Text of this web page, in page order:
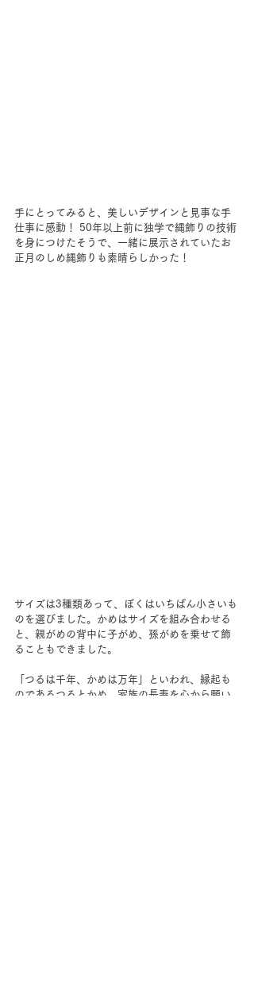
手にとってみると、美しいデザインと見事な手
仕事に感動！ 50年以上前に独学で縄飾りの技術
を身につけたそうで、一緒に展示されていたお
正月のしめ縄飾りも素晴らしかった！
サイズは3種類あって、ぼくはいちばん小さいも
のを選びました。かめはサイズを組み合わせる
と、親がめの背中に子がめ、孫がめを乗せて飾
ることもできました。
「つるは千年、かめは万年」といわれ、縁起も
のであるつるとかめ。家族の長寿を心から願い